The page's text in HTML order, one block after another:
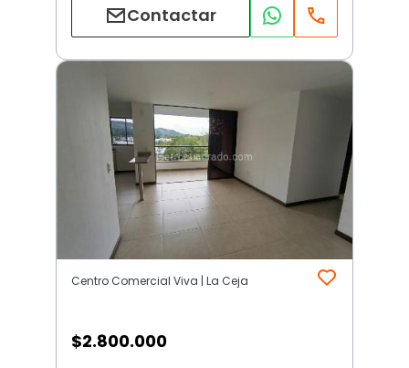
Contactar
Centro Comercial Viva | La Ceja
$2.800.000